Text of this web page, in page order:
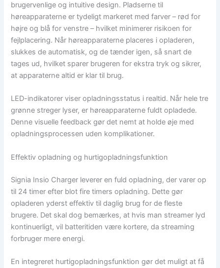
brugervenlige og intuitive design. Pladserne til
høreapparaterne er tydeligt markeret med farver – rød for
højre og blå for venstre – hvilket minimerer risikoen for
fejlplacering. Når høreapparaterne placeres i opladeren,
slukkes de automatisk, og de tænder igen, så snart de
tages ud, hvilket sparer brugeren for ekstra tryk og sikrer,
at apparaterne altid er klar til brug.
LED-indikatorer viser opladningsstatus i realtid. Når hele tre
grønne streger lyser, er høreapparaterne fuldt opladede.
Denne visuelle feedback gør det nemt at holde øje med
opladningsprocessen uden komplikationer.
Effektiv opladning og hurtigopladningsfunktion
Signia Insio Charger leverer en fuld opladning, der varer op
til 24 timer efter blot fire timers opladning. Dette gør
opladeren yderst effektiv til daglig brug for de fleste
brugere. Det skal dog bemærkes, at hvis man streamer lyd
kontinuerligt, vil batteritiden være kortere, da streaming
forbruger mere energi.
En integreret hurtigopladningsfunktion gør det muligt at få